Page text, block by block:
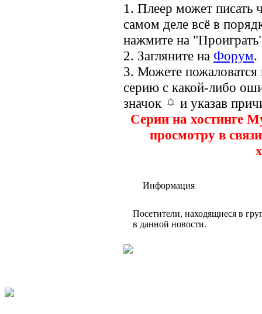
1. Плеер может писать
самом деле всё в
нажмите на
2. Загляните на Форум.
3. Можете
серию с какой-либо
значок
и указав
Серии на хостинге
просмотру в
Информация
Посетители, находящиеся в
в данной новости.